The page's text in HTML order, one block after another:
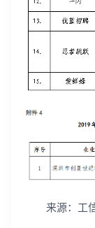
来源：工信